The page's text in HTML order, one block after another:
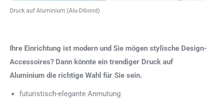
Druck auf Aluminium (Alu-Dibond)
Ihre Einrichtung ist modern und Sie mögen stylische Design-
Accessoires? Dann könnte ein trendiger Druck auf
Aluminium die richtige Wahl für Sie sein.
futuristisch-elegante Anmutung